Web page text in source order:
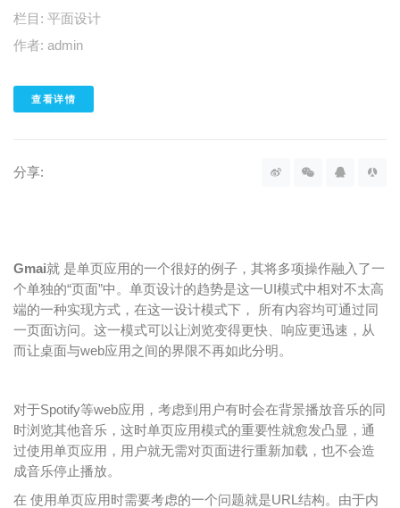
栏目: 平面设计
作者: admin
查看详情
分享:
Gmai就 是单页应用的一个很好的例子，其将多项操作融入了一
个单独的“页面”中。单页设计的趋势是这一UI模式中相对不太高
端的一种实现方式，在这一设计模式下， 所有内容均可通过同
一页面访问。这一模式可以让浏览变得更快、响应更迅速，从
而让桌面与web应用之间的界限不再如此分明。
对于Spotify等web应用，考虑到用户有时会在背景播放音乐的同
时浏览其他音乐，这时单页应用模式的重要性就愈发凸显，通
过使用单页应用，用户就无需对页面进行重新加载，也不会造
成音乐停止播放。
在 使用单页应用时需要考虑的一个问题就是URL结构。由于内